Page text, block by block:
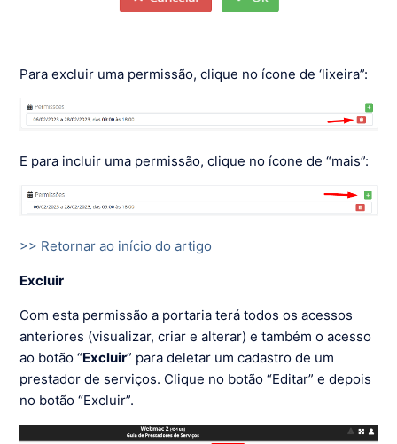
Para excluir uma permissão, clique no ícone de ‘lixeira”:
E para incluir uma permissão, clique no ícone de “mais”:
>> Retornar ao início do artigo
Excluir
Com esta permissão a portaria terá todos os acessos
anteriores (visualizar, criar e alterar) e também o acesso
ao botão “Excluir” para deletar um cadastro de um
prestador de serviços. Clique no botão “Editar” e depois
no botão “Excluir”.